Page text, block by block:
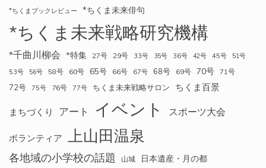
*ちくまブックレビュー *ちくま未来俳句
*ちくま未来戦略研究機構
*千曲川柳会 *特集 27号 29号 33号 35号 36号 42号 45号
51号
53号
56号 58号 60号 65号 66号 67号 68号 69号 70号 71号
72号 75号 76号 77号 ちくま未来戦略サロン ちくま百景
まちづくり アート イベント スポーツ大会
ボランティア 上山田温泉
各地域の小学校の話題 山城 日本遺産・月の都